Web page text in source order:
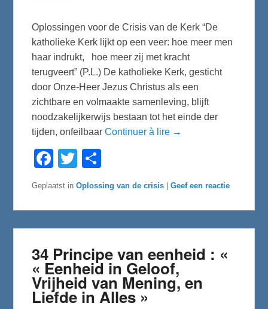
Oplossingen voor de Crisis van de Kerk “De
katholieke Kerk lijkt op een veer: hoe meer men
haar indrukt, hoe meer zij met kracht
terugveert” (P.L.) De katholieke Kerk, gesticht
door Onze-Heer Jezus Christus als een
zichtbare en volmaakte samenleving, blijft
noodzakelijkerwijs bestaan tot het einde der
tijden, onfeilbaarContinuer à lire →
F
e
b
o
T
t
t
r
e
n
Geplaatst in Oplossing van de crisis |Geef een reactie
34 Principe van eenheid : «
« Eenheid in Geloof,
Vrijheid van Mening, en
Liefde in Alles »